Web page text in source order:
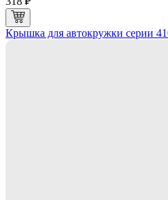
Крышка для автокружки серии